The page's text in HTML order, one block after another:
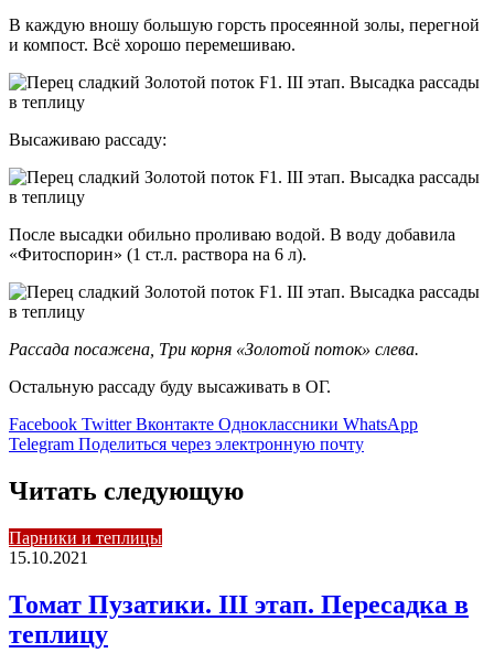
В каждую вношу большую горсть просеянной золы, перегной
и компост. Всё хорошо перемешиваю.
Высаживаю рассаду:
После высадки обильно проливаю водой. В воду добавила
«Фитоспорин» (1 ст.л. раствора на 6 л).
Рассада посажена, Три корня «Золотой поток» слева.
Остальную рассаду буду высаживать в ОГ.
Facebook Twitter Вконтакте Одноклассники WhatsApp
Telegram Поделиться через электронную почту
Читать следующую
Парники и теплицы
15.10.2021
Томат Пузатики. III этап. Пересадка в
теплицу